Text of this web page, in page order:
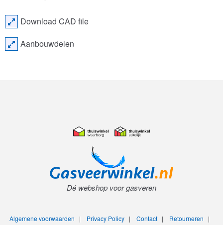
Download CAD file
Aanbouwdelen
Dé webshop voor gasveren
Algemene voorwaarden | Privacy Policy| Contact| Retourneren |